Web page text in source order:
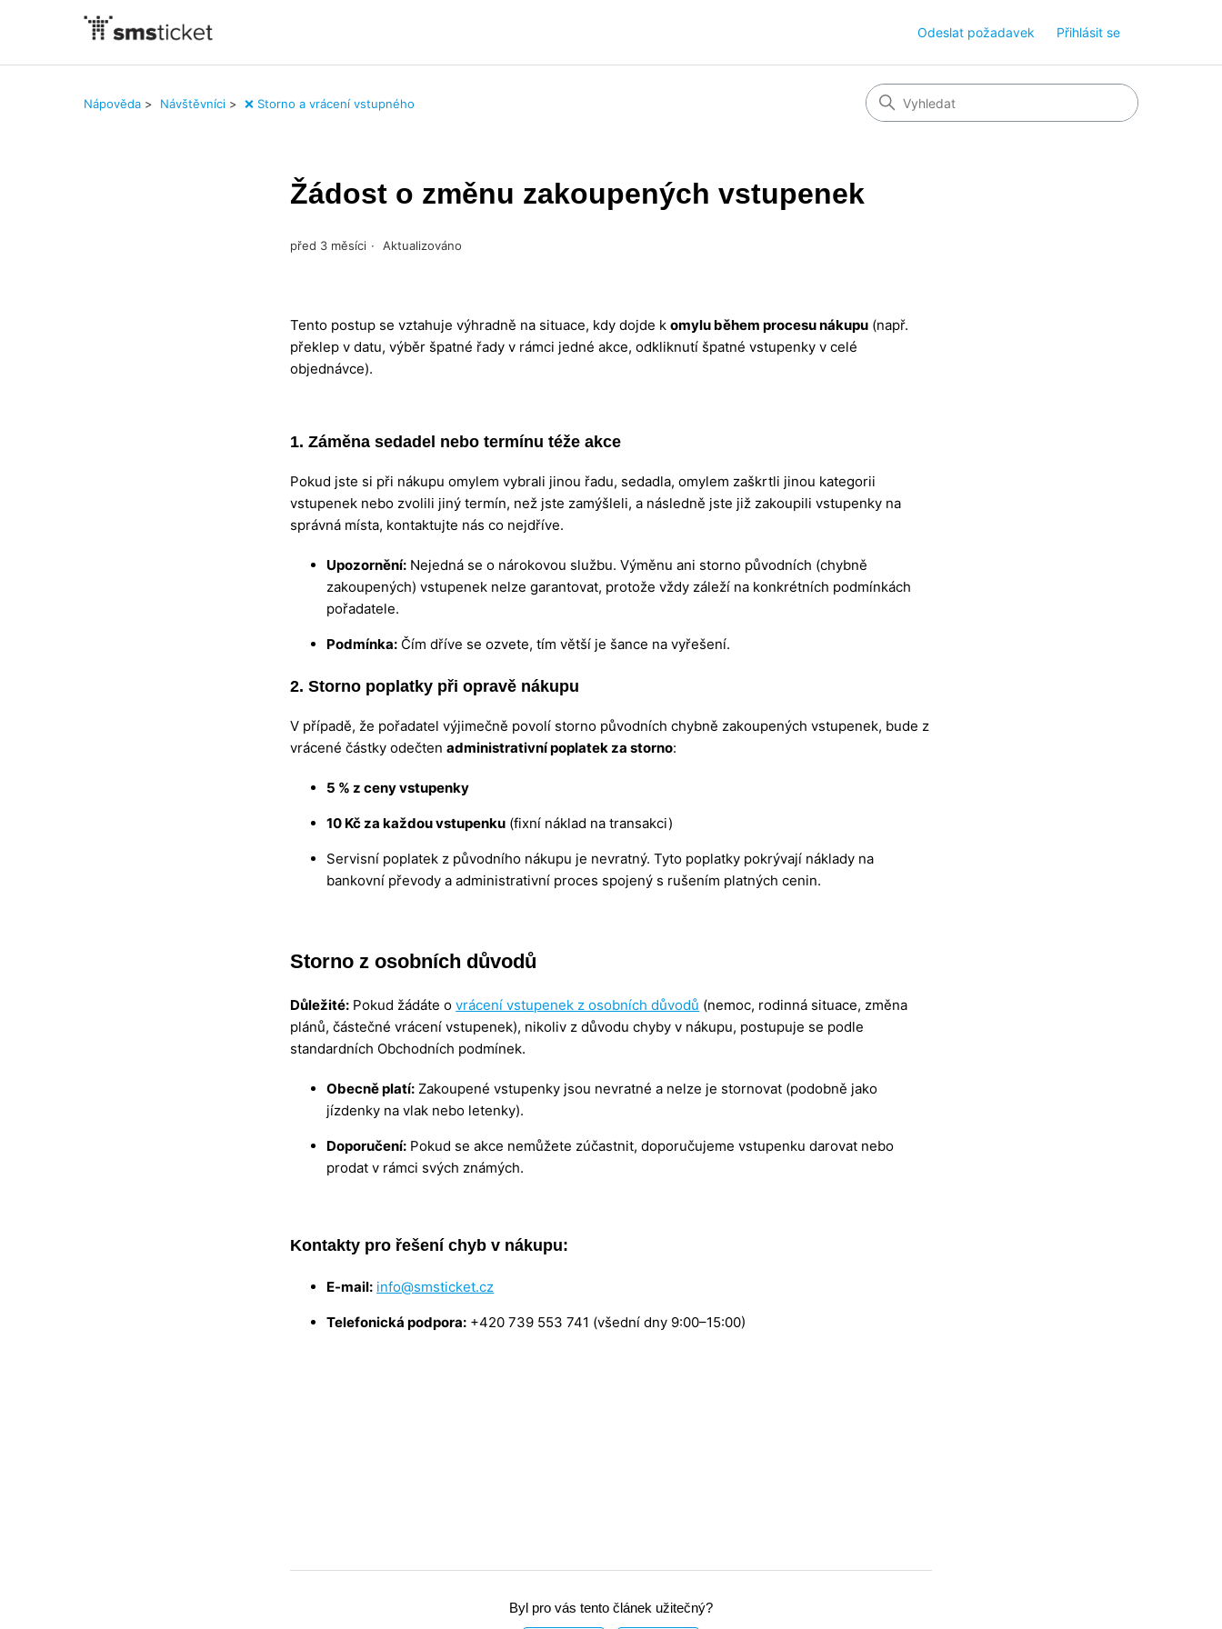
Odeslat požadavek Přihlásit se
Nápověda Návštěvníci ❌ Storno a vrácení vstupného
Žádost o změnu zakoupených vstupenek
před 3 měsíci Aktualizováno
Tento postup se vztahuje výhradně na situace, kdy dojde komylu během procesu nákupu (např.
překlep v datu, výběr špatné řady v rámci jedné akce, odkliknutí špatné vstupenky v celé
objednávce).
1. Záměna sedadel nebo termínu téže akce
Pokud jste si při nákupu omylem vybrali jinou řadu, sedadla, omylem zaškrtli jinou kategorii
vstupenek nebo zvolili jiný termín, než jste zamýšleli, a následně jste již zakoupili vstupenky na
správná místa, kontaktujte nás co nejdříve.
Upozornění: Nejedná se o nárokovou službu. Výměnu ani storno původních (chybně
zakoupených) vstupenek nelze garantovat, protože vždy záleží na konkrétních podmínkách
pořadatele.
Podmínka: Čím dříve se ozvete, tím větší je šance na vyřešení.
2. Storno poplatky při opravě nákupu
V případě, že pořadatel výjimečně povolí storno původních chybně zakoupených vstupenek, bude z
vrácené částky odečtenadministrativní poplatek za storno:
5 % z ceny vstupenky
10 Kč za každou vstupenku (fixní náklad na transakci)
Servisní poplatek z původního nákupu je nevratný. Tyto poplatky pokrývají náklady na
bankovní převody a administrativní proces spojený s rušením platných cenin.
Storno z osobních důvodů
Důležité: Pokud žádáte ovrácení vstupenek z osobních důvodů (nemoc, rodinná situace, změna
plánů, částečné vrácení vstupenek), nikoliv z důvodu chyby v nákupu, postupuje se podle
standardních Obchodních podmínek.
Obecně platí: Zakoupené vstupenky jsou nevratné a nelze je stornovat (podobně jako
jízdenky na vlak nebo letenky).
Doporučení: Pokud se akce nemůžete zúčastnit, doporučujeme vstupenku darovat nebo
prodat v rámci svých známých.
Kontakty pro řešení chyb v nákupu:
E-mail: info@smsticket.cz
Telefonická podpora: +420 739 553 741 (všední dny 9:00–15:00)
Byl pro vás tento článek užitečný?